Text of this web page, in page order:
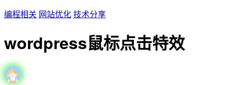
编程相关 网站优化技术分享
wordpress鼠标点击特效